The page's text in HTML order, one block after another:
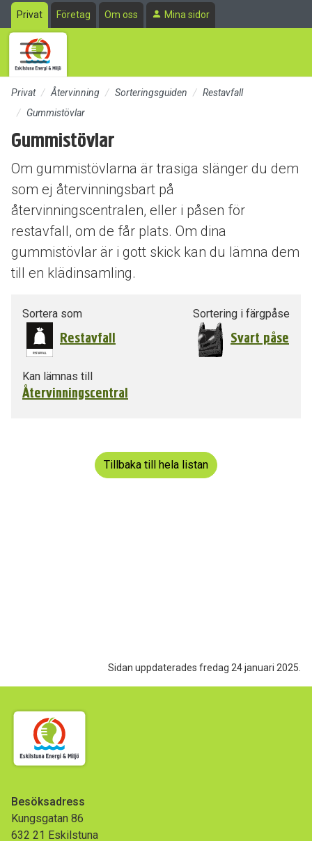
Till sidans huvudinnehåll
Privat Företag Om oss Mina sidor
Privat Återvinning Sorteringsguiden
Restavfall
Gummistövlar
Gummistövlar
Om gummistövlarna är trasiga slänger du dem
som ej återvinningsbart på
återvinningscentralen, eller i påsen för
restavfall, om de får plats. Om dina
gummistövlar är i gott skick kan du lämna dem
till en klädinsamling.
Sortera som
Restavfall
Sortering i färgpåse
Svart påse
Kan lämnas till
Återvinningscentral
Tillbaka till hela listan
Sidan uppdaterades fredag 24 januari 2025.
Besöksadress
Kungsgatan 86
632 21 Eskilstuna